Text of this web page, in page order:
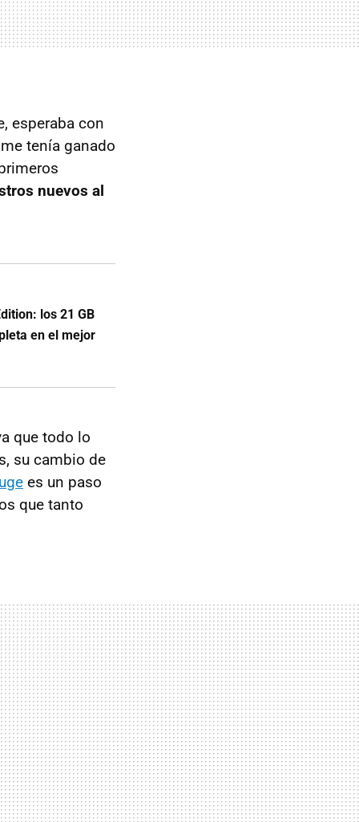
esperaba con
tenía ganado
nuevos al
los 21 GB
en el mejor
que todo lo
su cambio de
es un paso
que tanto